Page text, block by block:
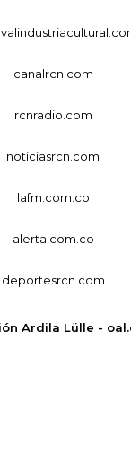
canalrcn.com
rcnradio.com
noticiasrcn.com
lafm.com.co
alerta.com.co
deportesrcn.com
Ardila Lülle -